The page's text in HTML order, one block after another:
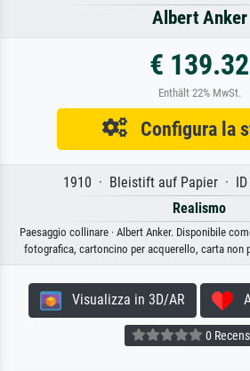
Albert Anker
€ 139.32
Enthält 22% MwSt.
Configura la
1910 · Bleistift auf Papier · ID
Realismo
Paesaggio collinare · Albert Anker. Disponibile
fotografica, cartoncino per acquerello, carta non
Visualizza in 3D/AR
0